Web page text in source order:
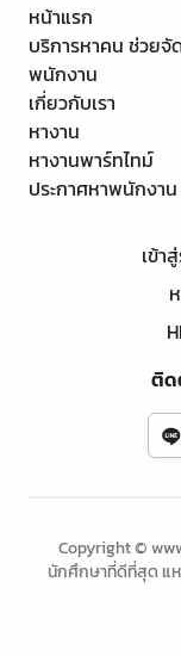
หน้าแรก
บริการหาคน ช่วยจั
พนักงาน
เกี่ยวกับเรา
หางาน
หางานพาร์ทไทม์
ประกาศหาพนักงา
เข้า
ติด
Copyright ©
นักศึกษาที่ดีที่สุด แห